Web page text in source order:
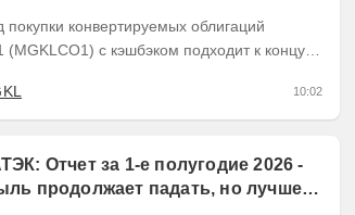
покупки конвертируемых облигаций
с кэшбэком подходит к концу.
10:02
Отчет за 1-е полугодие 2026 -
продолжает падать, но лучшее